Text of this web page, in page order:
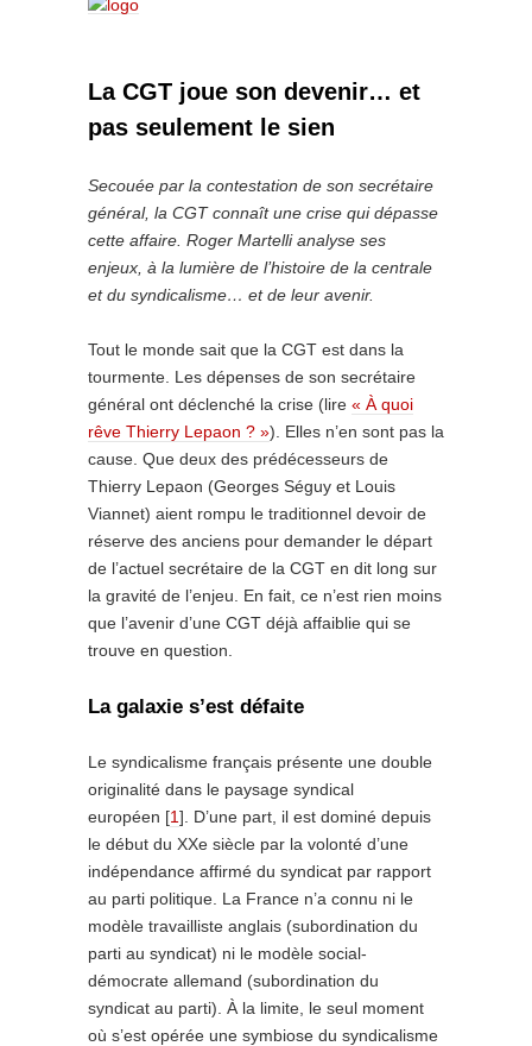
La CGT joue son devenir… et
pas seulement le sien
Secouée par la contestation de son secrétaire
général, la CGT connaît une crise qui dépasse
cette affaire. Roger Martelli analyse ses
enjeux, à la lumière de l’histoire de la centrale
et du syndicalisme… et de leur avenir.
Tout le monde sait que la CGT est dans la
tourmente. Les dépenses de son secrétaire
général ont déclenché la crise (lire « À quoi
rêve Thierry Lepaon ? »). Elles n’en sont pas la
cause. Que deux des prédécesseurs de
Thierry Lepaon (Georges Séguy et Louis
Viannet) aient rompu le traditionnel devoir de
réserve des anciens pour demander le départ
de l’actuel secrétaire de la CGT en dit long sur
la gravité de l’enjeu. En fait, ce n’est rien moins
que l’avenir d’une CGT déjà affaiblie qui se
trouve en question.
La galaxie s’est défaite
Le syndicalisme français présente une double
originalité dans le paysage syndical
européen [1]. D’une part, il est dominé depuis
le début du XXe siècle par la volonté d’une
indépendance affirmé du syndicat par rapport
au parti politique. La France n’a connu ni le
modèle travailliste anglais (subordination du
parti au syndicat) ni le modèle social-
démocrate allemand (subordination du
syndicat au parti). À la limite, le seul moment
où s’est opérée une symbiose du syndicalisme